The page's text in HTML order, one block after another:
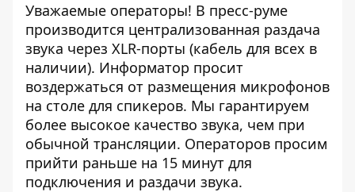
Уважаемые операторы! В пресс-руме
производится централизованная раздача
звука через XLR-порты (кабель для всех в
наличии). Информатор просит
воздержаться от размещения микрофонов
на столе для спикеров. Мы гарантируем
более высокое качество звука, чем при
обычной трансляции. Операторов просим
прийти раньше на 15 минут для
подключения и раздачи звука.